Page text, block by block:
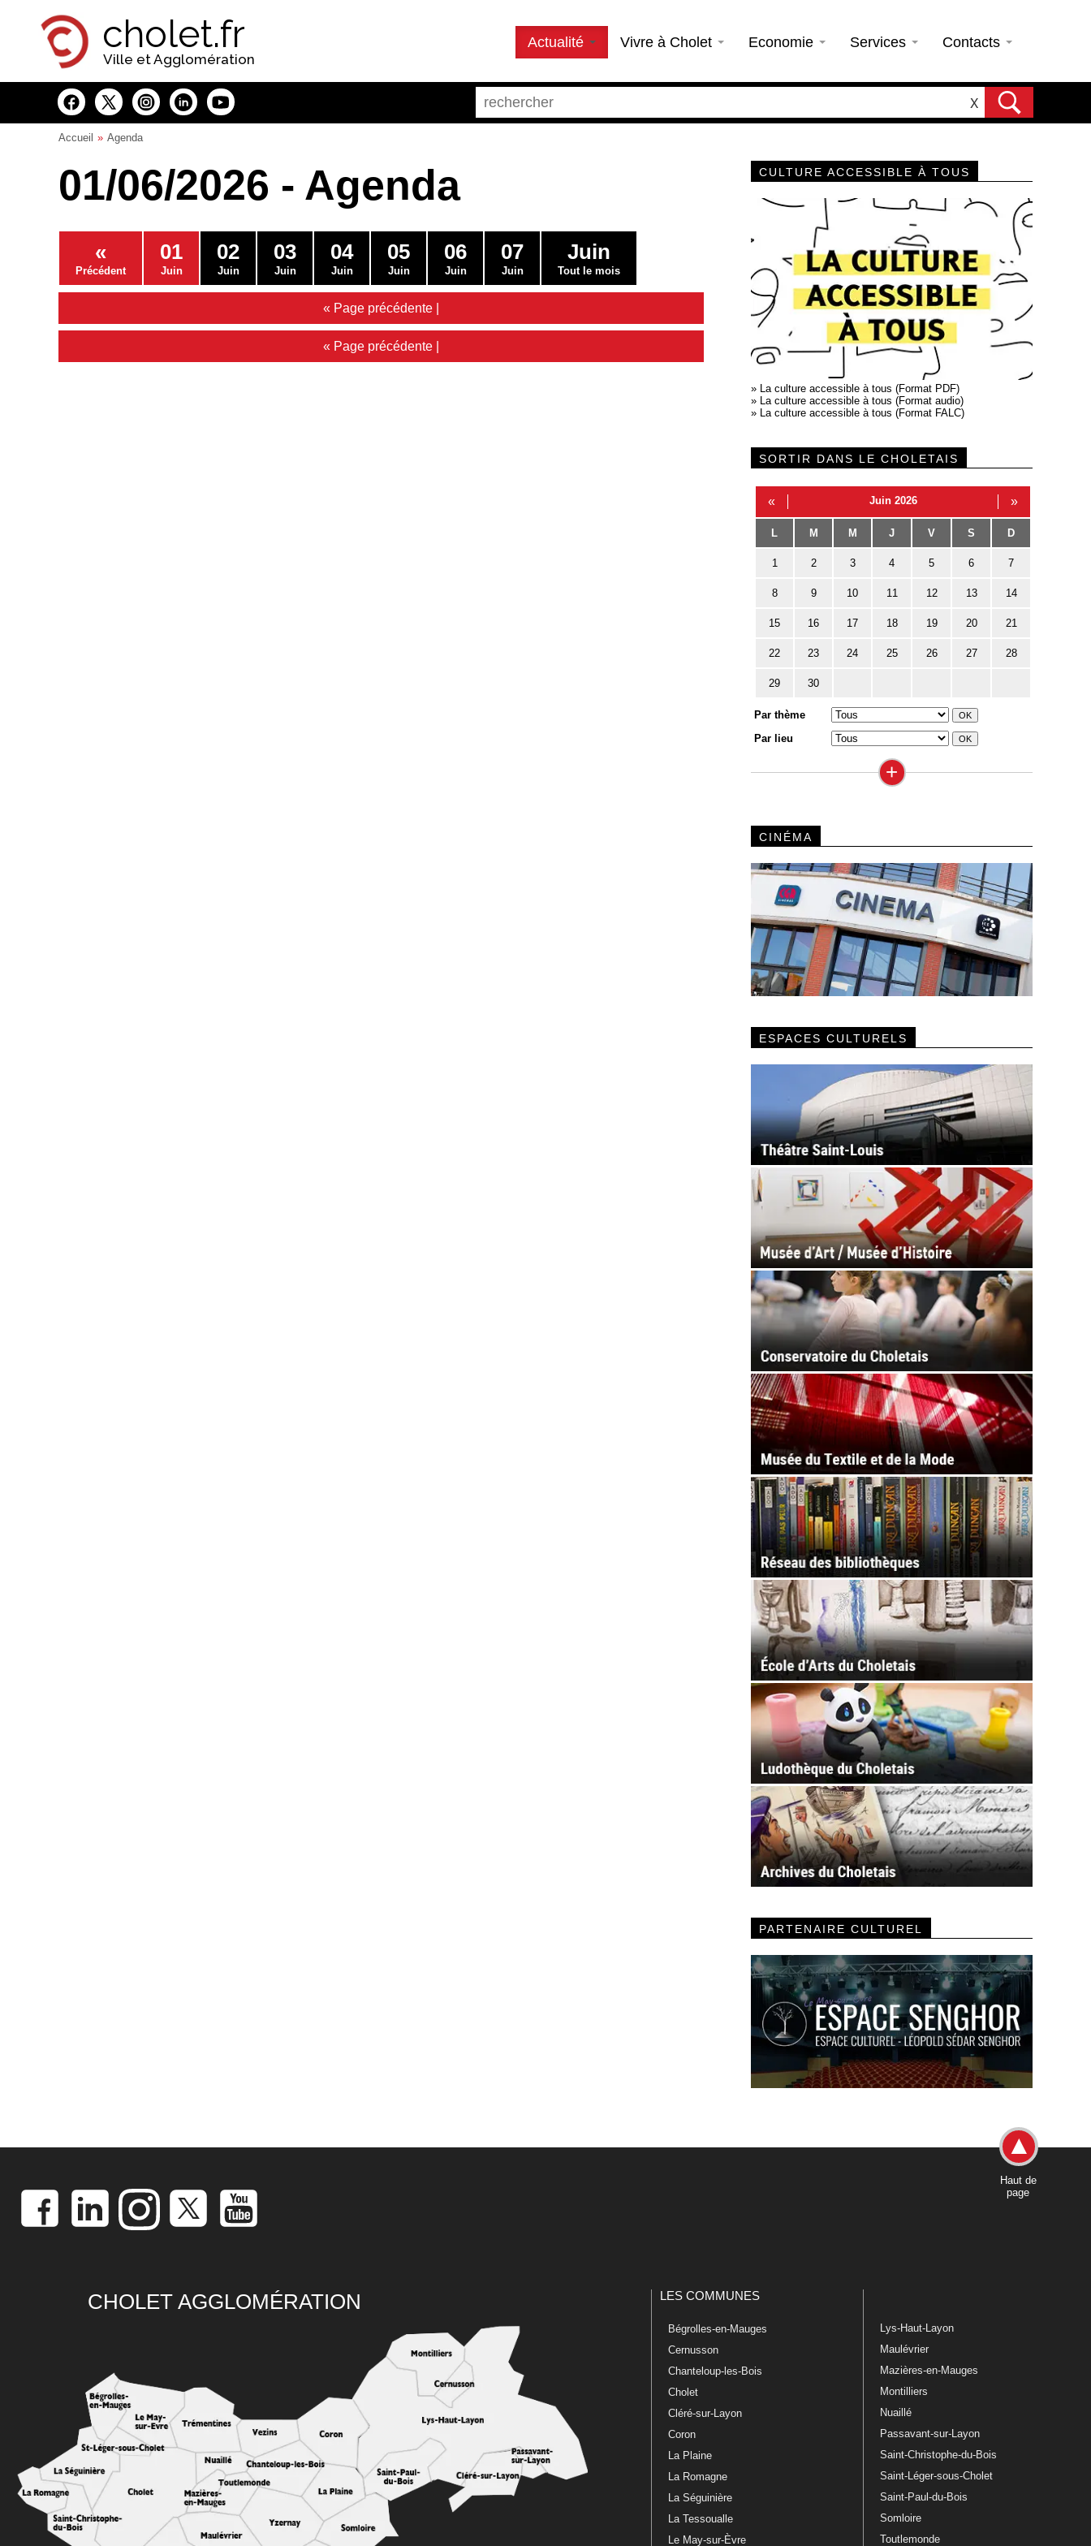
cholet.fr
Ville et Agglomération
Actualité Vivre à Cholet Economie Services Contacts
X
Accueil Agenda
01/06/2026 - Agenda
«
Précédent
01
Juin
02
Juin
03
Juin
04
Juin
05
Juin
06
Juin
07
Juin
Juin
Tout le mois
« Page précédente |
« Page précédente |
CULTURE ACCESSIBLE À TOUS
» La culture accessible à tous (Format PDF)
» La culture accessible à tous (Format audio)
» La culture accessible à tous (Format FALC)
SORTIR DANS LE CHOLETAIS
« Juin 2026 »
L M M J V S D
1 2 3 4 5 6 7
8 9 10 11 12 13 14
15 16 17 18 19 20 21
22 23 24 25 26 27 28
29 30
Par thème
Par lieu
+
CINÉMA
ESPACES CULTURELS
PARTENAIRE CULTUREL
Haut de
page
CHOLET AGGLOMÉRATION LES COMMUNES
Bégrolles-en-Mauges
Cernusson
Chanteloup-les-Bois
Cholet
Cléré-sur-Layon
Coron
La Plaine
La Romagne
La Séguinière
La Tessoualle
Le May-sur-Èvre
Lys-Haut-Layon
Maulévrier
Mazières-en-Mauges
Montilliers
Nuaillé
Passavant-sur-Layon
Saint-Christophe-du-Bois
Saint-Léger-sous-Cholet
Saint-Paul-du-Bois
Somloire
Toutlemonde